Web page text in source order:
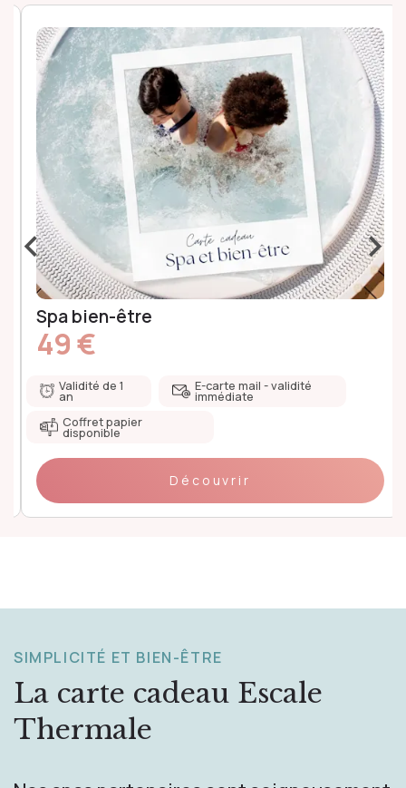
Spa bien-être
49 €
Validité de 1
an
E-carte mail - validité
immédiate
Coffret papier
disponible
Découvrir
‹ ›
SIMPLICITÉ ET BIEN-ÊTRE
La carte cadeau Escale
Thermale